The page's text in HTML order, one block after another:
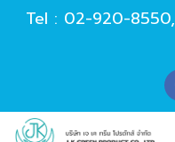
Tel : 02-920-8550,